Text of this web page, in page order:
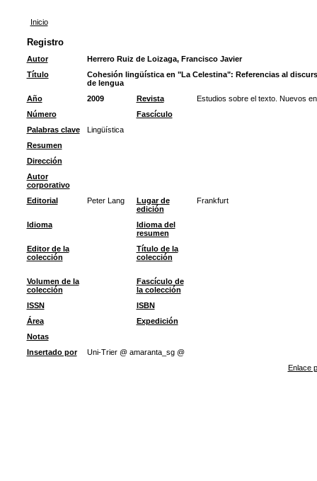
Inicio
Registro
Autor
Herrero Ruiz de Loizaga, Francisco Javier
Título
Cohesión lingüística en "La Celestina": Referencias al
de lengua
Año
2009 Revista
Estudios sobre el texto. Nuevos
Número
Fascículo
Palabras clave
Lingüística
Resumen
Dirección
Autor
corporativo
Editorial
Peter Lang
Lugar de
edición
Frankfurt
Idioma
Idioma del
resumen
Editor de la
colección
Título de la
colección
Volumen de la
colección
Fascículo de
la colección
ISSN
ISBN
Área
Expedición
Notas
Insertado por
Uni-Trier @ amaranta_sg @
Enlace